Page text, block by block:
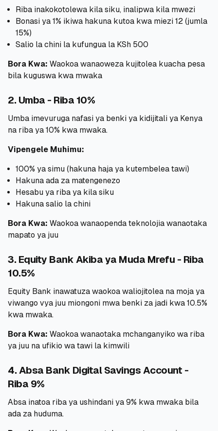
Riba inakokotolewa kila siku, inalipwa kila mwezi
Bonasi ya 1% ikiwa hakuna kutoa kwa miezi 12 (jumla
15%)
Salio la chini la kufungua la KSh 500
Bora Kwa: Waokoa wanaoweza kujitolea kuacha pesa
bila kuguswa kwa mwaka
2. Umba - Riba 10%
Umba imevuruga nafasi ya benki ya kidijitali ya Kenya
na riba ya 10% kwa mwaka.
Vipengele Muhimu:
100% ya simu (hakuna haja ya kutembelea tawi)
Hakuna ada za matengenezo
Hesabu ya riba ya kila siku
Hakuna salio la chini
Bora Kwa: Waokoa wanaopenda teknolojia wanaotaka
mapato ya juu
3. Equity Bank Akiba ya Muda Mrefu - Riba
10.5%
Equity Bank inawatuza waokoa waliojitolea na moja ya
viwango vya juu miongoni mwa benki za jadi kwa 10.5%
kwa mwaka.
Bora Kwa: Waokoa wanaotaka mchanganyiko wa riba
ya juu na ufikio wa tawi la kimwili
4. Absa Bank Digital Savings Account -
Riba 9%
Absa inatoa riba ya ushindani ya 9% kwa mwaka bila
ada za huduma.